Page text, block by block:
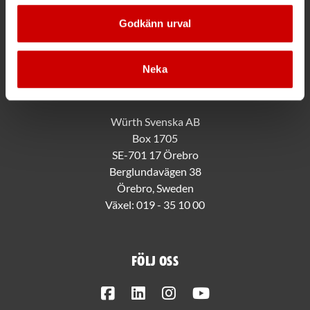
Godkänn urval
Neka
Jobba hos oss
Kontakt
Würth Svenska AB
Box 1705
SE-701 17 Örebro
Berglundavägen 38
Örebro, Sweden
Växel: 019 - 35 10 00
Följ oss
FacebookLinkedInInstagram